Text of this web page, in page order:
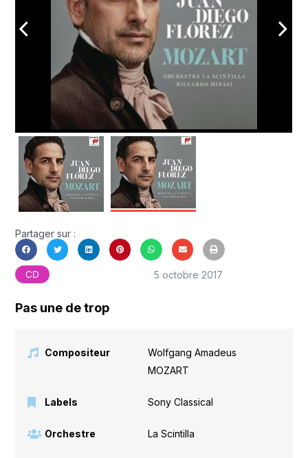
arrow_back_ios arrow_forward_ios
Partager sur :
CD 5 octobre 2017
Pas une de trop
Compositeur
Wolfgang Amadeus
MOZART
Labels Sony Classical
Orchestre La Scintilla